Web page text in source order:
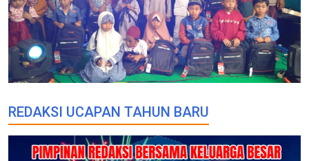
REDAKSI UCAPAN TAHUN BARU